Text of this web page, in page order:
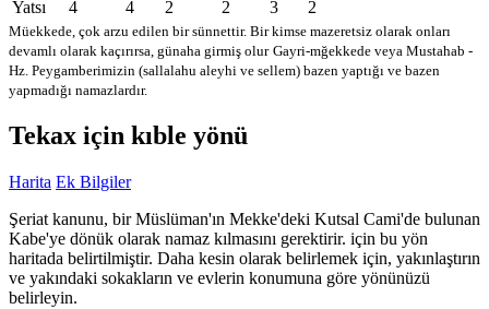
Yatsı
4 4 2 2 3 2
Müekkede, çok arzu edilen bir sünnettir. Bir kimse mazeretsiz olarak onları
devamlı olarak kaçırırsa, günaha girmiş olur Gayri-mğekkede veya Mustahab -
Hz. Peygamberimizin (sallalahu aleyhi ve sellem) bazen yaptığı ve bazen
yapmadığı namazlardır.
Tekax için kıble yönü
Harita Ek Bilgiler
Şeriat kanunu, bir Müslüman'ın Mekke'deki Kutsal Cami'de bulunan
Kabe'ye dönük olarak namaz kılmasını gerektirir. için bu yön
haritada belirtilmiştir. Daha kesin olarak belirlemek için, yakınlaştırın
ve yakındaki sokakların ve evlerin konumuna göre yönünüzü
belirleyin.